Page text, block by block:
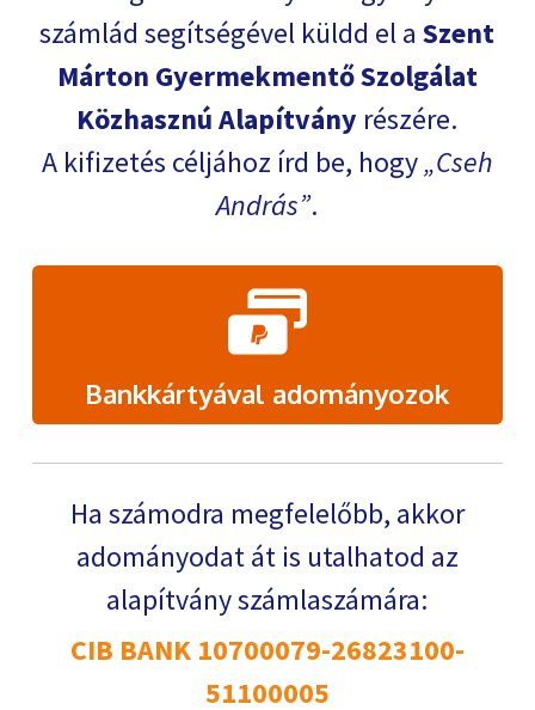
számlád segítségével küldd el aSzent
Márton Gyermekmentő Szolgálat
Közhasznú Alapítvány részére.
A kifizetés céljához írd be, hogy Cseh
András .
Bankkártyával adományozok
Ha számodra megfelelőbb, akkor
adományodat át is utalhatod az
alapítvány számlaszámára:
CIB BANK 10700079-26823100-
51100005